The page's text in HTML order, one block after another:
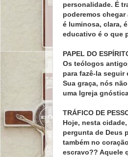
personalidade. É
poderemos
é luminosa, clara,
educativo é o que
PAPEL DO
Os teólogos
para fazê-la
Sua graça, nós
uma Igreja
TRÁFICO DE
Hoje, nesta
pergunta de Deus
também no
escravo?? Aquele